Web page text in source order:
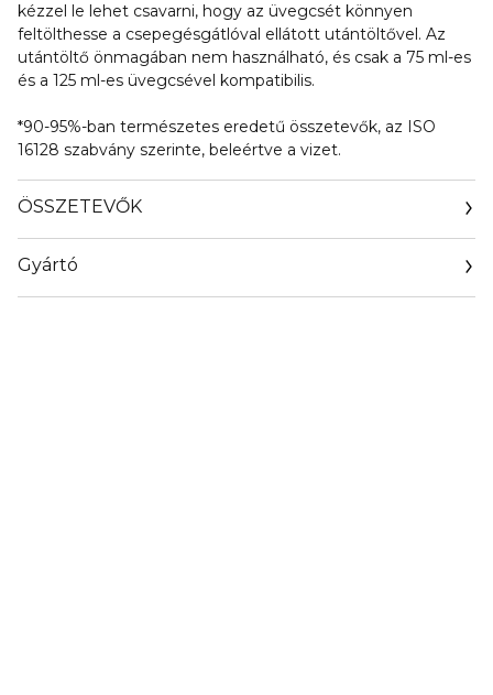
kézzel le lehet csavarni, hogy az üvegcsét könnyen
feltölthesse a csepegésgátlóval ellátott utántöltővel. Az
utántöltő önmagában nem használható, és csak a 75 ml-es
és a 125 ml-es üvegcsével kompatibilis.
*90-95%-ban természetes eredetű összetevők, az ISO
16128 szabvány szerinte, beleértve a vizet.
ÖSSZETEVŐK
Gyártó